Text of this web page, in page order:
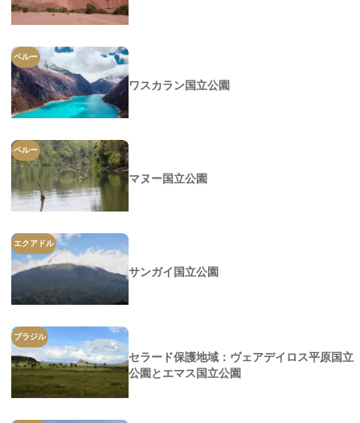
ペルー
ワスカラン国立公園
ペルー
マヌー国立公園
エクアドル
サンガイ国立公園
ブラジル
セラード保護地域：ヴェアデイロス平原国立
公園とエマス国立公園